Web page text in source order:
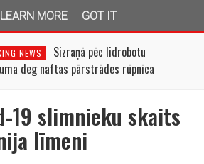
NEWS
Sizraņā pēc lidrobotu
deg naftas pārstrādes rūpnīca
19 slimnieku skaits
līmeni
LEARN MORE
GOT IT